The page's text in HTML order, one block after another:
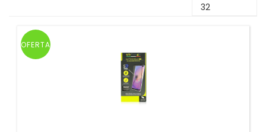
OFERTA